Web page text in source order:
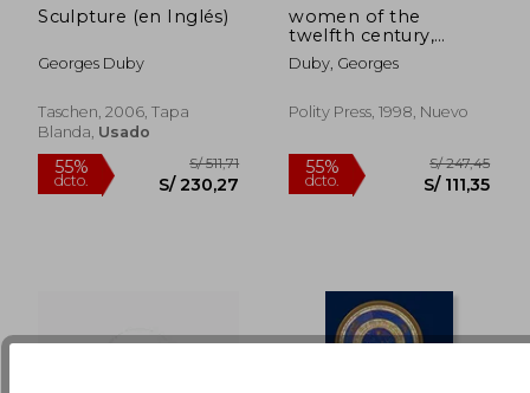
55%
dcto.
55%
dcto. S/
Sculpture (en Inglés)
Georges Duby
Taschen, 2006, Tapa
Blanda, Usado
women of the
twelfth century,
remembering the
dead (en Inglés)
Duby, Georges
Polity Press, 1998, Nuevo